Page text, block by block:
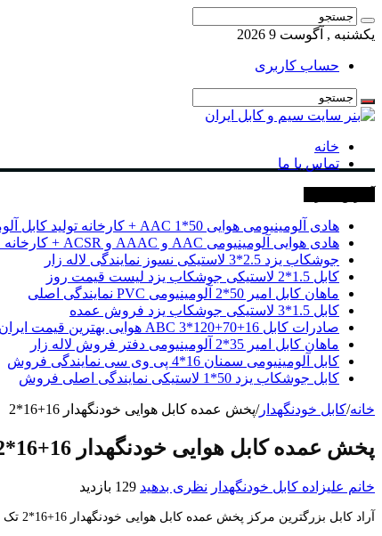
یکشنبه , آگوست 9 2026
حساب کاربری
خانه
تماس با ما
هادی آلومینیومی هوایی 50*1 AAC + کارخانه تولید کابل آلومینیومی
هادی هوایی آلومینیومی AAC و AAAC و ACSR + کارخانه ماهان کابل امیر
جوشکاب یزد 2.5*3 لاستیکی نسوز نمایندگی لاله زار
کابل 1.5*2 لاستیکی جوشکاب یزد لیست قیمت روز
ماهان کابل امیر 50*2 آلومینیومی PVC نمایندگی اصلی
کابل 1.5*3 لاستیکی جوشکاب یزد فروش عمده
صادرات کابل 16+70+120*3 ABC هوایی بهترین قیمت ایران
ماهان کابل امیر 35*2 آلومینیومی دفتر فروش لاله زار
کابل آلومینیومی سمنان 16*4 پی وی سی نمایندگی فروش
کابل جوشکاب یزد 50*1 لاستیکی نمایندگی اصلی فروش
خانه/کابل خودنگهدار/پخش عمده کابل هوایی خودنگهدار 16+16*2
پخش عمده کابل هوایی خودنگهدار 16+16*2
خانم علیزاده کابل خودنگهدار نظری بدهید 129 بازدید
آراد کابل بزرگترین مرکز پخش عمده کابل هوایی خودنگهدار 16+16*2 تک فاز به قیمت روز می باشد. کامل ترین لیست ازسایزهای متنوع کابل خودنگهدارهوایی در مرکز فروش آراد کابل آماده عرضه به مشتریان عزیزمی باشد.